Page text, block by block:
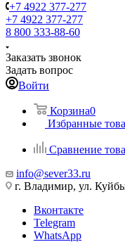
+7 4922 377-277
+7 4922 377-277
8 800 333-88-60
Заказать звонок
Задать вопрос
Войти
Корзина0
Избранные
Сравнение
info@sever33.ru
г. Владимир, ул.
Вконтакте
Telegram
WhatsApp